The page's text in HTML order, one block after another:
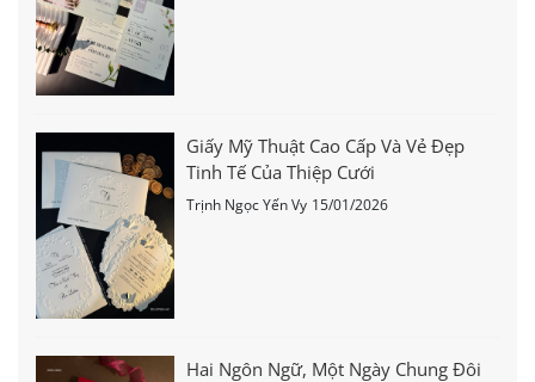
Giấy Mỹ Thuật Cao Cấp Và Vẻ Đẹp
Tinh Tế Của Thiệp Cưới
Trịnh Ngọc Yến Vy 15/01/2026
Hai Ngôn Ngữ, Một Ngày Chung Đôi